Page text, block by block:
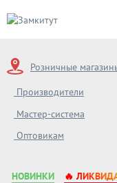
Розничные
Производители
Мастер-система
Оптовикам
НОВИНКИ 🔥